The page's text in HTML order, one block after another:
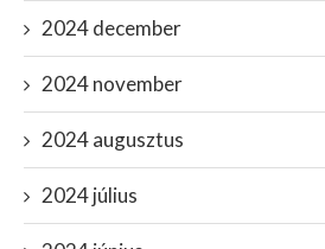
2024 december
2024 november
2024 augusztus
2024 július